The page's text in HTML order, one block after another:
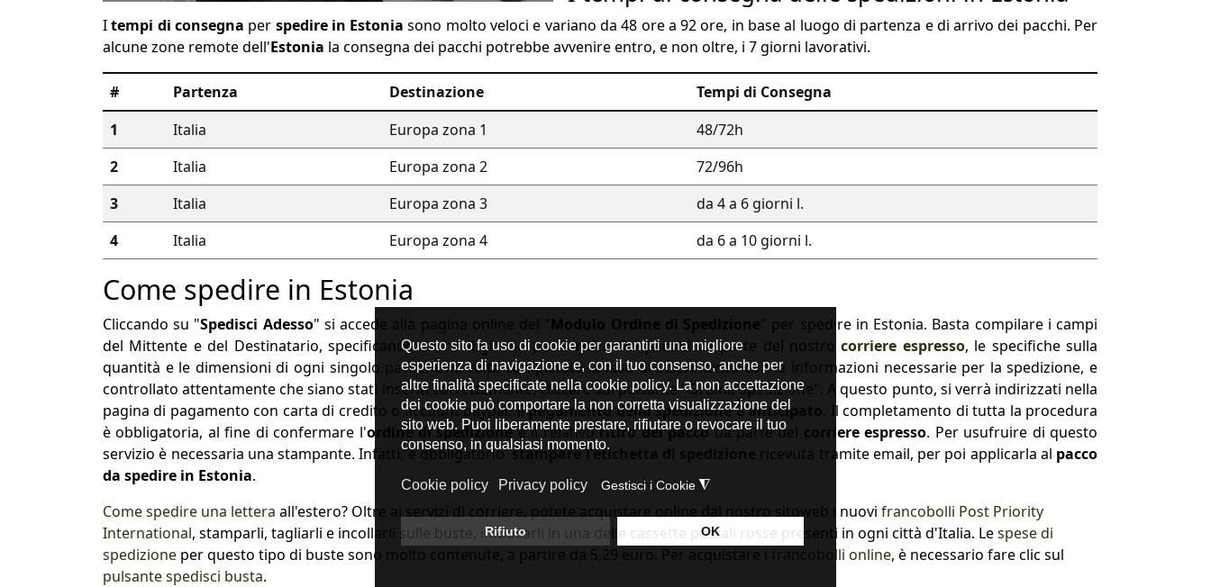
Itempi di consegna per spedire in Estonia sono molto veloci e variano da 48 ore a 92 ore, in base al luogo di partenza e di arrivo dei pacchi. Per
alcune zone remote dell'Estonia la consegna dei pacchi potrebbe avvenire entro, e non oltre, i 7 giorni lavorativi.
# Partenza Destinazione
Tempi di Consegna
1
Italia Europa zona 1
48/72h
2
Italia Europa zona 2
72/96h
3
Italia Europa zona 3
da 4 a 6 giorni l.
4
Italia Europa zona 4 da 6 a 10 giorni l.
Come spedire in Estonia
Cliccando su "Spedisci Adesso" si accede alla pagina online del "Modulo Ordine di Spedizione" per spedire in Estonia. Basta compilare i campi
del Mittente e del Destinatario, specificando anche il giorno per ilritiro dei pacchida parte del nostrocorriere espresso, le specifiche sulla
quantità e le dimensioni di ogni singolo pacco. Una volta completata la fase di inserimento con le informazioni necessarie per la spedizione, e
controllato attentamente che siano stati inseriti correttamente, cliccare sul pulsante "Ordina Spedizione". A questo punto, si verrà indirizzati nella
pagina di pagamento con carta di credito o account paypal. Ilpagamento della spedizioneèanticipato. Il completamento di tutta la procedura
è obbligatoria, al fine di confermare l'ordine di spedizionee il relativoritiro del paccoda parte del corriere espresso. Per usufruire di questo
servizio è necessaria una stampante. Infatti, è obbligatoriostampare l'etichetta di spedizione ricevuta tramite email, per poi applicarla al pacco
da spedire in Estonia.
Come spedire una lettera all'estero? Oltre ai servizi di corriere, potete acquistare online dal nostro sitoweb i nuovi francobolli Post Priority
International, stamparli, tagliarli e incollarli sulle buste, imbucarli in una delle cassette postali rosse presenti in ogni città d'Italia. Lespese di
spedizione per questo tipo di buste sono molto contenute, a partire da 5,29 euro. Per acquistare i francobolli online, è necessario fare clic sul
pulsante spedisci busta.